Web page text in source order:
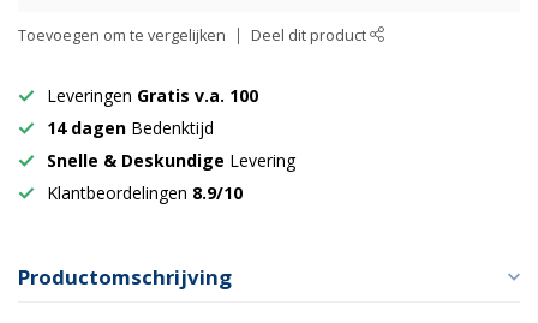
Toevoegen om te vergelijken Deel dit product
Leveringen Gratis v.a. 100
14 dagen Bedenktijd
Snelle & Deskundige Levering
Klantbeordelingen 8.9/10
Productomschrijving